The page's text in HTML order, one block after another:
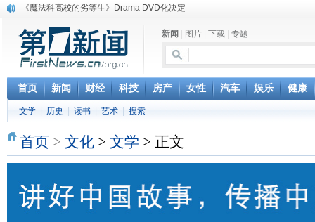
《魔法科高校的劣等生》Drama DVD化决定
消息称刘强东要求京东商城明年扭亏为盈
保健品也能吃出一身病? 康宝莱员工自揭多项家丑
煤价"跳水"电企利润"蹦高" 电煤联动亟待完善
苹果公司自建太阳能电厂为数据中心供电
吃饭、睡觉、黑人人？
网络电商和传统出版商的角逐：亚马逊停止接受Hachette所有图书订单
《中二病也想谈恋爱》女主角特报预告公开
新闻 图片 下载 专题
首页 新闻 财经 科技 房产 女性 汽车 娱乐 健康
文学 历史 读书 艺术 搜索
首页 > 文化 > 文学 > 正文